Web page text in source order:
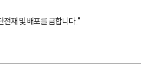
재 및 배포를 금합니다."